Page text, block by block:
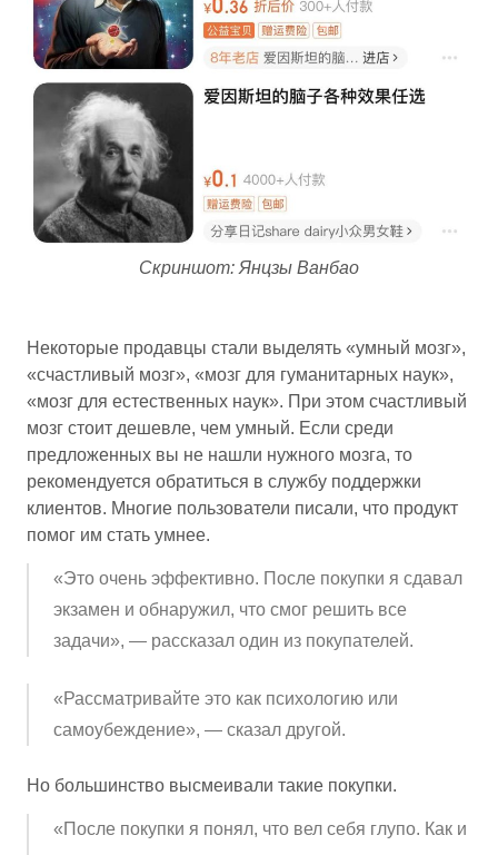
Скриншот: Янцзы Ванбао
Некоторые продавцы стали выделять «умный мозг»,
«счастливый мозг», «мозг для гуманитарных наук»,
«мозг для естественных наук». При этом счастливый
мозг стоит дешевле, чем умный. Если среди
предложенных вы не нашли нужного мозга, то
рекомендуется обратиться в службу поддержки
клиентов. Многие пользователи писали, что продукт
помог им стать умнее.
«Это очень эффективно. После покупки я сдавал
экзамен и обнаружил, что смог решить все
задачи», — рассказал один из покупателей.
«Рассматривайте это как психологию или
самоубеждение», — сказал другой.
Но большинство высмеивали такие покупки.
«После покупки я понял, что вел себя глупо. Как и